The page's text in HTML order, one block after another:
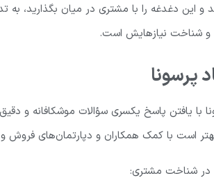
و این دغدغه را با مشتری در میان بگذارید،
و شناخت نیازهایش است.
پرسونا
با یافتن پاسخ یکسری سؤالات موشکافانه و
است با کمک همکاران و دپارتمان‌های فروش و
شناخت مشتری: